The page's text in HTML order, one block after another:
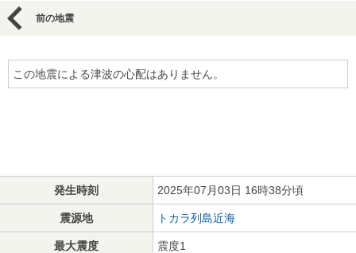
前の地震
この地震による津波の心配はありません。
発生時刻 2025年07月03日 16時38分頃
震源地 トカラ列島近海
最大震度 震度1